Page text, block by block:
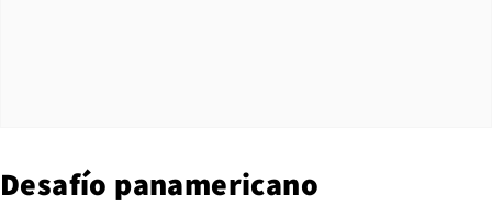
Desafío panamericano